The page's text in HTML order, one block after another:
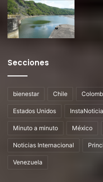
Secciones
bienestar Chile
Estados Unidos
Minuto a minuto México
Noticias Internacional
Venezuela